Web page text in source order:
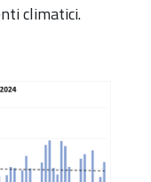
climatici.